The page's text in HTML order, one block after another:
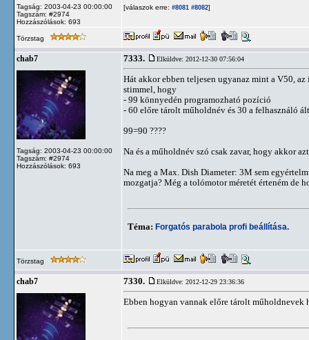
Tagság: 2003-04-23 00:00:00
Tagszám: #2974
Hozzászólások: 693
[válaszok erre: #8081 #8082]
Törzstag
chab7
Tagság: 2003-04-23 00:00:00
Tagszám: #2974
Hozzászólások: 693
7333. Elküldve: 2012-12-30 07:56:04
Hát akkor ebben teljesen ugyanaz mint a V50,
stimmel, hogy
- 99 könnyedén programozható pozíció
- 60 előre tárolt műholdnév és 30 a felhasználó
99=90 ????
Na és a műholdnév szó csak zavar, hogy akkor
Na meg a Max. Dish Diameter: 3M sem
mozgatja? Még a tolómotor méretét érteném de
Téma: Forgatós parabola profi beállítása.
Törzstag
chab7 7330. Elküldve: 2012-12-29 23:36:36
Ebben hogyan vannak előre tárolt műholdnevek